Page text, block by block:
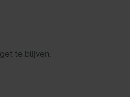
te blijven.